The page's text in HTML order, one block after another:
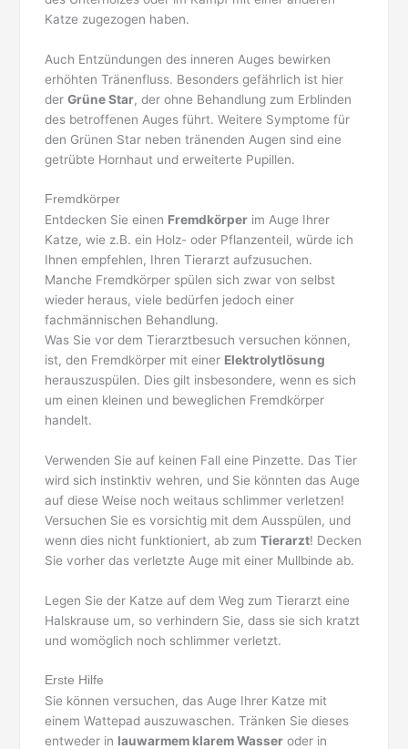
Katze zugezogen haben.
Auch Entzündungen des inneren Auges bewirken
erhöhten Tränenfluss. Besonders gefährlich ist hier
derGrüne Star, der ohne Behandlung zum Erblinden
des betroffenen Auges führt. Weitere Symptome für
den Grünen Star neben tränenden Augen sind eine
getrübte Hornhaut und erweiterte Pupillen.
Fremdkörper
Entdecken Sie einen Fremdkörper im Auge Ihrer
Katze, wie z.B. ein Holz- oder Pflanzenteil, würde ich
Ihnen empfehlen, Ihren Tierarzt aufzusuchen.
Manche Fremdkörper spülen sich zwar von selbst
wieder heraus, viele bedürfen jedoch einer
fachmännischen Behandlung.
Was Sie vor dem Tierarztbesuch versuchen können,
ist, den Fremdkörper mit einer Elektrolytlösung
herauszuspülen. Dies gilt insbesondere, wenn es sich
um einen kleinen und beweglichen Fremdkörper
handelt.
Verwenden Sie auf keinen Fall eine Pinzette. Das Tier
wird sich instinktiv wehren, und Sie könnten das Auge
auf diese Weise noch weitaus schlimmer verletzen!
Versuchen Sie es vorsichtig mit dem Ausspülen, und
wenn dies nicht funktioniert, ab zumTierarzt! Decken
Sie vorher das verletzte Auge mit einer Mullbinde ab.
Legen Sie der Katze auf dem Weg zum Tierarzt eine
Halskrause um, so verhindern Sie, dass sie sich kratzt
und womöglich noch schlimmer verletzt.
Erste Hilfe
Sie können versuchen, das Auge Ihrer Katze mit
einem Wattepad auszuwaschen. Tränken Sie dieses
entweder in lauwarmem klarem Wasser oder in